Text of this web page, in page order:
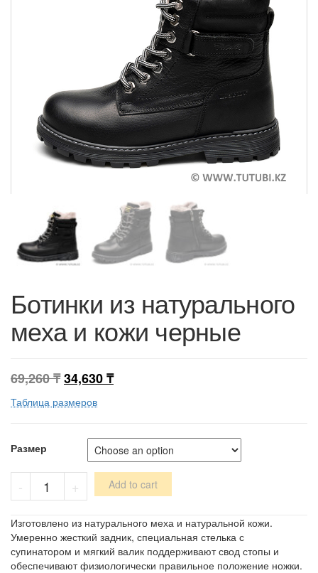
Ботинки из натурального
меха и кожи черные
69,260₸34,630₸
Таблица размеров
Размер
-
меха
и
кожи
черные
+ Add to cart
Изготовлено из натурального меха и натуральной кожи.
Умеренно жесткий задник, специальная стелька с
супинатором и мягкий валик поддерживают свод стопы и
обеспечивают физиологически правильное положение ножки.